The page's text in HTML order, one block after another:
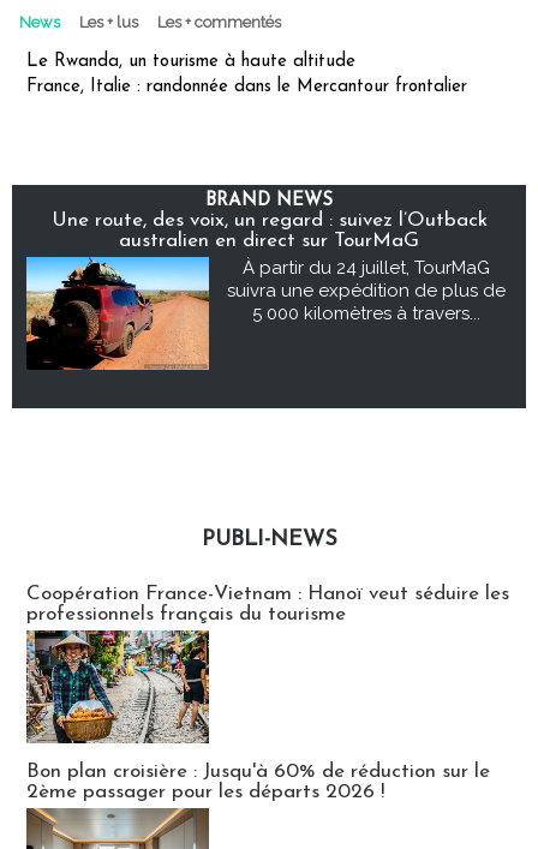
News Les + lus Les + commentés
Le Rwanda, un tourisme à haute altitude
France, Italie : randonnée dans le Mercantour frontalier
BRAND NEWS
Une route, des voix, un regard : suivez l’Outback
australien en direct sur TourMaG
À partir du 24 juillet, TourMaG
suivra une expédition de plus de
5 000 kilomètres à travers...
PUBLI-NEWS
Coopération France-Vietnam : Hanoï veut séduire les
professionnels français du tourisme
Bon plan croisière : Jusqu'à 60% de réduction sur le
2ème passager pour les départs 2026 !